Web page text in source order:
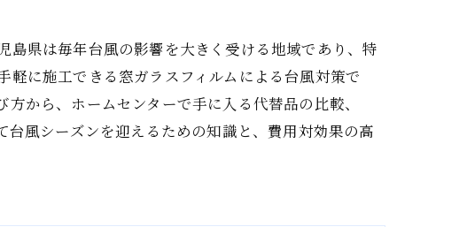
県は毎年台風の影響を大きく受ける地域であり、特
に施工できる窓ガラスフィルムによる台風対策で
から、ホームセンターで手に入る代替品の比較、
風シーズンを迎えるための知識と、費用対効果の高